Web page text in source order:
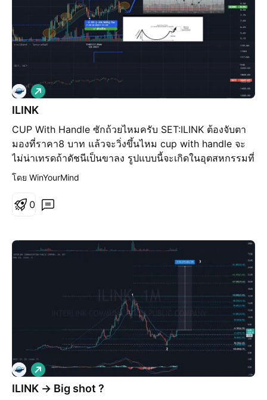
ILINK
CUP With Handle ซักถ้วยไหมครับ SET:ILINK ต้องจับตา
มองที่ราคา8 บาท แล้วจะวิ่งขึ้นไหม cup with handle จะ
ไม่น่าเทรดถ้าดัชนีเป็นขาลง รูปแบบนี้จะเกิดในอุตสหกรรมที่
แข็งแกร่ง วอลุ่มในช่วงที่ย่อทำรูปถ้วย ควรทำทรงตัว U ด้วย
เพราะมันสื่อว่าคนไม่สนใจการซื้อขายแล้ว
เ
ม
ขึ้
น
โดย WinYourMind
0
ILINK -> Big shot ?
เ
ม